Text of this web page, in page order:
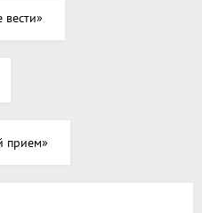
вести»
прием»